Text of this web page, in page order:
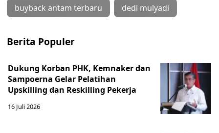
buyback antam terbaru dedi mulyadi
Berita Populer
Dukung Korban PHK, Kemnaker dan
Sampoerna Gelar Pelatihan
Upskilling dan Reskilling Pekerja
16 Juli 2026